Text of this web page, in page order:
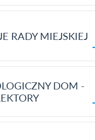
RADY MIEJSKIEJ
DOM -